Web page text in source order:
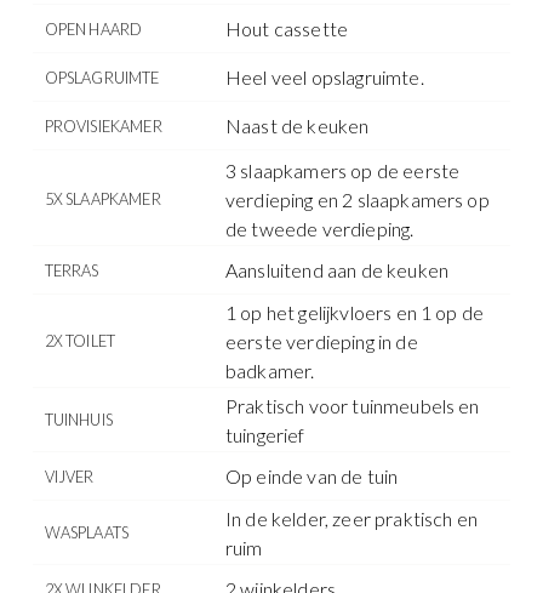
OPEN HAARD Hout cassette
OPSLAGRUIMTE Heel veel opslagruimte.
PROVISIEKAMER Naast de keuken
5X SLAAPKAMER
3 slaapkamers op de eerste
verdieping en 2 slaapkamers op
de tweede verdieping.
TERRAS Aansluitend aan de keuken
2X TOILET
1 op het gelijkvloers en 1 op de
eerste verdieping in de
badkamer.
TUINHUIS
Praktisch voor tuinmeubels en
tuingerief
VIJVER Op einde van de tuin
WASPLAATS
In de kelder, zeer praktisch en
ruim
2X WIJNKELDER 2 wijnkelders